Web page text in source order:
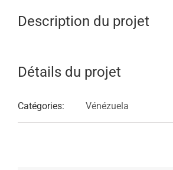
Description du projet
Détails du projet
Catégories: Vénézuela